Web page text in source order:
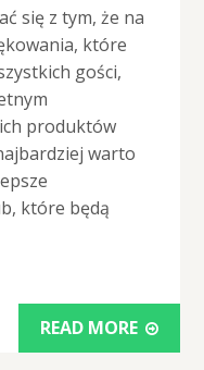
się z tym, że na
które
gości,
produktów
warto
które będą
READ MORE